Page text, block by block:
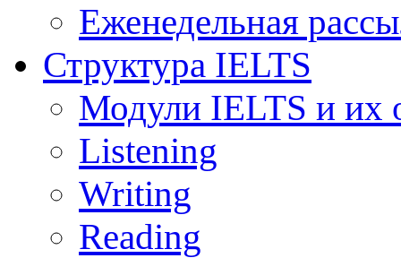
Еженедельная
Структура IELTS
Модули IELTS и их
Listening
Writing
Reading